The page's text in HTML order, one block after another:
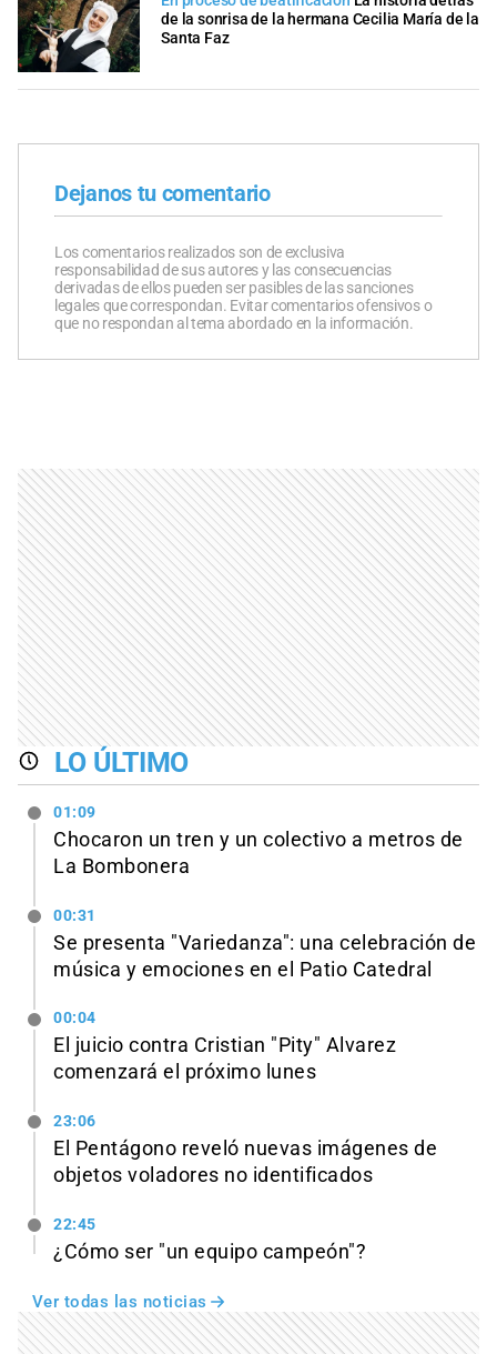
de la sonrisa de la hermana Cecilia María de la
Santa Faz
Dejanos tu comentario
Los comentarios realizados son de exclusiva
responsabilidad de sus autores y las consecuencias
derivadas de ellos pueden ser pasibles de las sanciones
legales que correspondan. Evitar comentarios ofensivos o
que no respondan al tema abordado en la información.
LO ÚLTIMO
01:09
Chocaron un tren y un colectivo a metros de
La Bombonera
00:31
Se presenta "Variedanza": una celebración de
música y emociones en el Patio Catedral
00:04
El juicio contra Cristian "Pity" Alvarez
comenzará el próximo lunes
23:06
El Pentágono reveló nuevas imágenes de
objetos voladores no identificados
22:45
¿Cómo ser "un equipo campeón"?
Ver todas las noticias